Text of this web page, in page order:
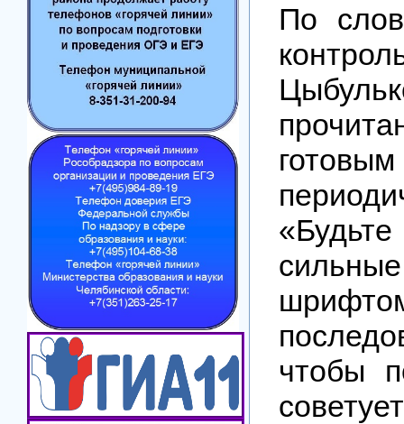
По
чтобы